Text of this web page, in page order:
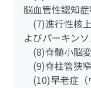
脳血管性認知症
(7)進行性核
よびパーキン
(8)脊髄小脳
(9)脊柱管狭
(10)早老症（